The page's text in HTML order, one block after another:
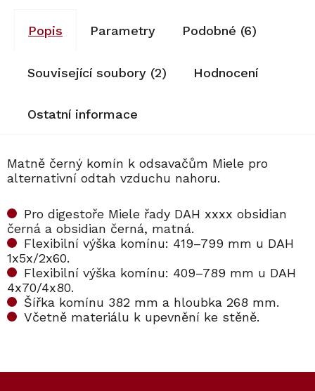
Popis Parametry Podobné (6)
Související soubory (2) Hodnocení
Ostatní informace
Matně černý komín k odsavačům Miele pro
alternativní odtah vzduchu nahoru.
Pro digestoře Miele řady DAH xxxx obsidian
černá a obsidian černá, matná.
Flexibilní výška komínu: 419–799 mm u DAH
1x5x/2x60.
Flexibilní výška komínu: 409–789 mm u DAH
4x70/4x80.
Šířka komínu 382 mm a hloubka 268 mm.
Včetně materiálu k upevnění ke stěně.